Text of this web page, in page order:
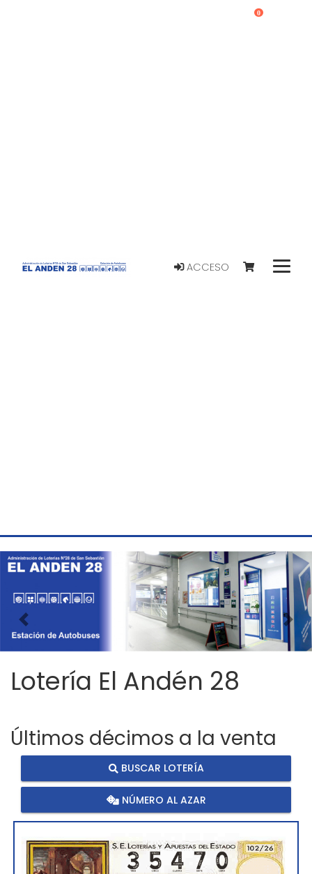
ACCESO
0
Imagen anterior
Lotería El Andén 28
Últimos décimos a la venta
BUSCAR LOTERÍA
NÚMERO AL AZAR